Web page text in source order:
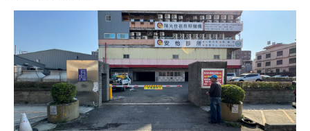
車牌辨識收費系統系列
停車場管制系統系列
停車場收費系統系列
工地管理系統系列